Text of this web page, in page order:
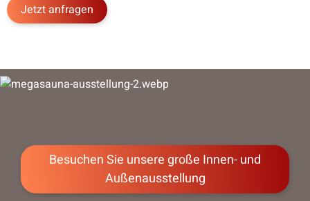
Jetzt anfragen
Besuchen Sie unsere große Innen- und
Außenausstellung
Besuchen Sie unsere große Innen- und
Außenausstellung